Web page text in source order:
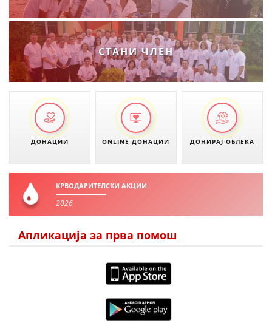
СТАНИ ЧЛЕН
ДОНАЦИИ ONLINE ДОНАЦИИ ДОНИРАЈ ОБЛЕКА
КРВОДАРИТЕЛСКИ АКЦИИ
2026
Апликација за прва помош